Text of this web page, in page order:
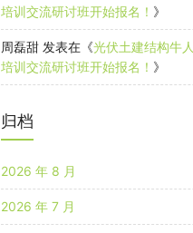
培训交流研讨班开始报名！ 》
周磊甜 发表在《光伏土建结构牛
培训交流研讨班开始报名！ 》
归档
2026 年 8 月
2026 年 7 月